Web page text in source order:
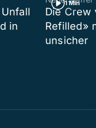
in
1 Min
Die Crew
Refilled»
unsicher